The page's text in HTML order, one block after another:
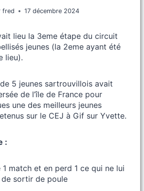
fred 17 décembre 2024
lieu la 3eme étape du circuit
jeunes (la 2eme ayant été
lieu).
5 jeunes sartrouvillois avait
de l’île de France pour
une des meilleurs jeunes
sur le CEJ à Gif sur Yvette.
:
1 match et en perd 1 ce qui ne lui
sortir de poule